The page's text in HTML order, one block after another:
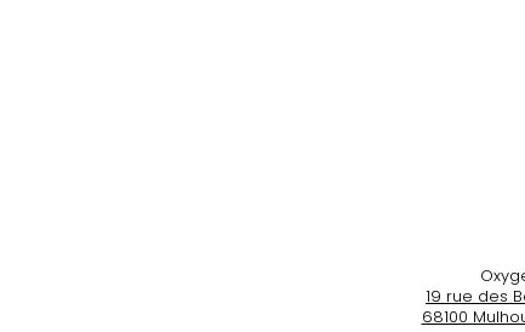
19 rue des
68100